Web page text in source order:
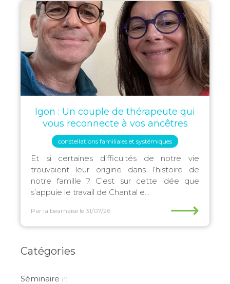
Igon : Un couple de thérapeute qui
vous reconnecte à vos ancêtres
constellations familiales et systémiques
Et si certaines difficultés de notre vie
trouvaient leur origine dans l’histoire de
notre famille ? C’est sur cette idée que
s’appuie le travail de Chantal e...
Par la bearnaise le 31/07/26 ⟶
Catégories
Séminaire (1)